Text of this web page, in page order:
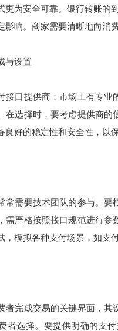
更为安全可靠。银行转账的
影响。商家需要清晰地向消
与设置
接口提供商：市场上有专
在选择时，要考虑提供商的
良好的稳定性和安全性，以
常需要技术团队的参与。要
需严格按照接口规范进行
，模拟各种支付场景，如支
者完成交易的关键界面，
者选择。要提供明确的支